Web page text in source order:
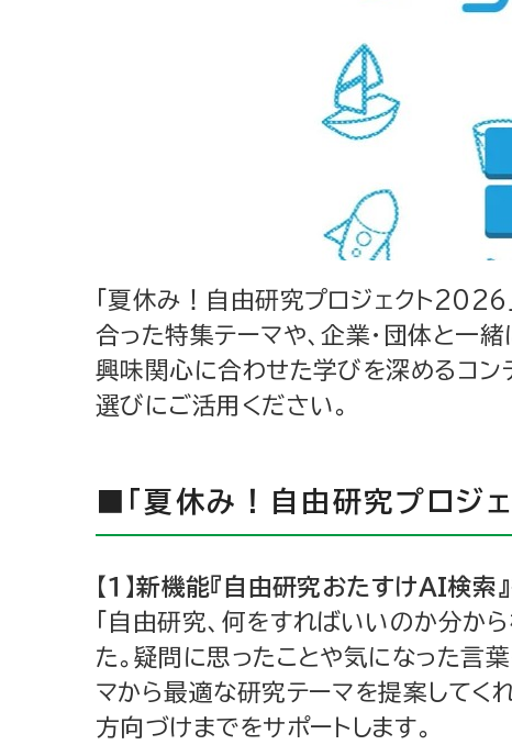
「夏休み！自由研究プロジェクト2026
合った特集テーマや、企業・団体と一
興味関心に合わせた学びを深めるコン
選びにご活用ください。
■「夏休み！自由研究プロジ
【１】新機能『自由研究おたすけAI検索
「自由研究、何をすればいいのか分か
た。疑問に思ったことや気になった言
マから最適な研究テーマを提案してく
方向づけまでをサポートします。